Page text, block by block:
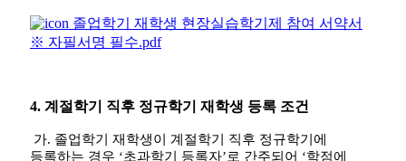
졸업학기 재학생 현장실습학기제 참여 서약서
※ 자필서명 필수.pdf
4. 계절학기 직후 정규학기 재학생 등록 조건
가. 졸업학기 재학생이 계절학기 직후 정규학기에
등록하는 경우 ‘초과학기 등록자’로 간주되어 ‘학점에